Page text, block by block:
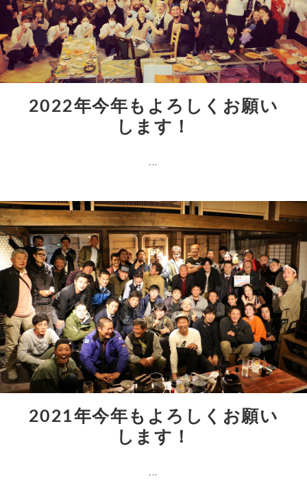
2022年今年もよろしくお願い
します！
...
2021年今年もよろしくお願い
します！
...